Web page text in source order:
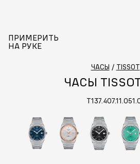
ПРИМЕРИТЬ
НА РУКЕ
ЧАСЫ / TISSOT
ЧАСЫ